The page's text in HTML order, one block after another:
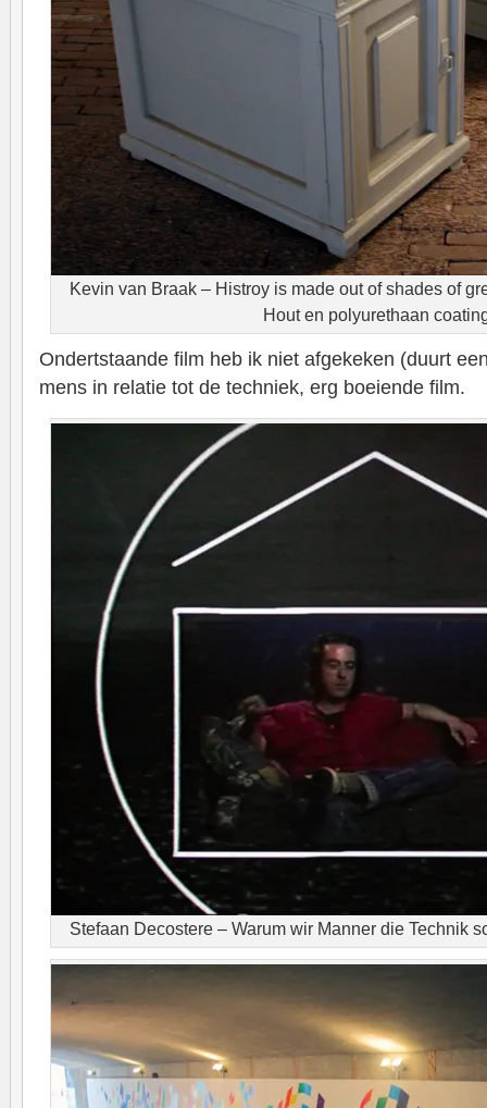
Kevin van Braak – Histroy is made out of shades of
Hout en polyurethaan
Ondertstaande film heb ik niet afgekeken (duurt
mens in relatie tot de techniek, erg boeiende film.
Stefaan Decostere – Warum wir Manner die Technik